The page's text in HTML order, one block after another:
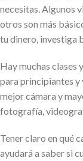
necesitas. Algunos
otros son más
tu dinero, investiga
Hay muchas clases
para principiantes y
mejor cámara y
fotografía,
Tener claro en qué
ayudará a saber si